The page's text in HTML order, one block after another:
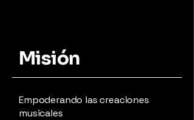
Misión
Empoderando las creaciones
musicales